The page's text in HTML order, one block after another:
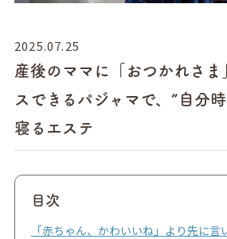
2025.07.25
産後のママに「おつかれさま
スできるパジャマで、“自分
寝るエステ
目次
「赤ちゃん、かわいいね」より先に言